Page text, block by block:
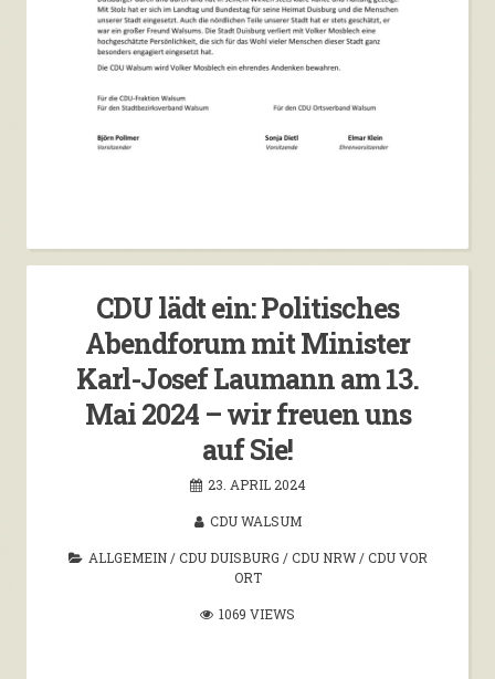
CDU lädt ein: Politisches
Abendforum mit Minister
Karl-Josef Laumann am 13.
Mai 2024 – wir freuen uns
auf Sie!
23. APRIL 2024
CDU WALSUM
ALLGEMEIN/CDU DUISBURG /CDU NRW/CDU VOR
ORT
1069 VIEWS